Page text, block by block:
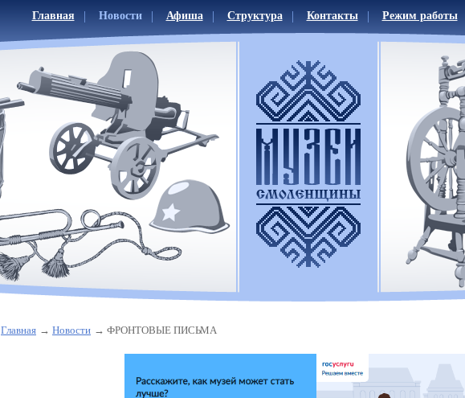
Главная Новости Афиша Структура Контакты Режим работы
Главная Новости ФРОНТОВЫЕ ПИСЬМА